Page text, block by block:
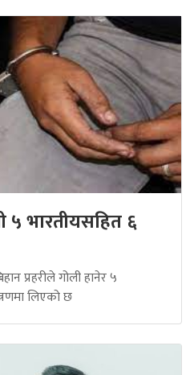
५ भारतीयसहित ६
प्रहरीले गोली हानेर ५
लिएको छ